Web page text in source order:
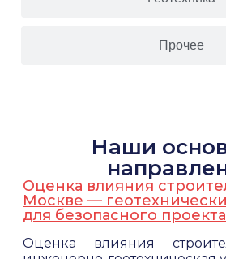
Прочее
Наши
Оценка влияния
Москве —
для безопасного проекта
Оценка влияния